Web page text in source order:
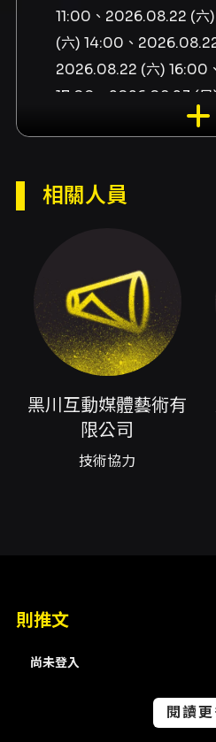
11:00、2026.08.22 (
(六) 14:00、
2026.08.22 (六) 16:00
17:00、2026.08.23 (
(日) 11:00、2026.08.23
(日) 17:00、
(六) 15:00、
2026.08.29 (六)
10:00、2026.08.30 (
(日) 13:00、
16:00、2026.08.30 (
演出單位
技術協力黑川互動媒體藝
相關人員
黑川互動媒體藝術有
限公司
技術協力
則推文
尚未登入
閱讀